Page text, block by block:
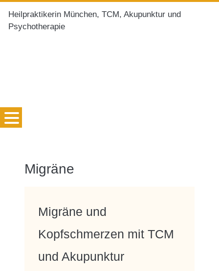
Heilpraktikerin München, TCM, Akupunktur und
Psychotherapie
Migräne
Migräne und
Kopfschmerzen mit TCM
und Akupunktur